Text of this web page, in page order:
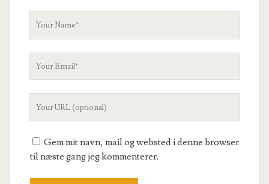
Gem mit navn, mail og websted i denne browser
til næste gang jeg kommenterer.